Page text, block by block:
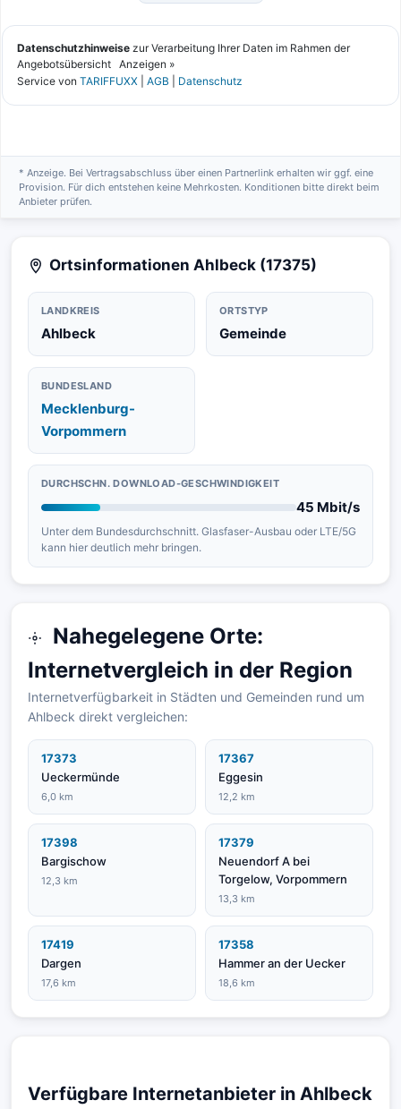
* Anzeige. Bei Vertragsabschluss über einen Partnerlink erhalten wir ggf. eine
Provision. Für dich entstehen keine Mehrkosten. Konditionen bitte direkt beim
Anbieter prüfen.
Ortsinformationen Ahlbeck (17375)
LANDKREIS
Ahlbeck
ORTSTYP
Gemeinde
BUNDESLAND
Mecklenburg-
Vorpommern
DURCHSCHN. DOWNLOAD-GESCHWINDIGKEIT
45 Mbit/s
Unter dem Bundesdurchschnitt. Glasfaser-Ausbau oder LTE/5G
kann hier deutlich mehr bringen.
Nahegelegene Orte:
Internetvergleich in der Region
Internetverfügbarkeit in Städten und Gemeinden rund um
Ahlbeck direkt vergleichen:
17373
Ueckermünde
6,0 km
17367
Eggesin
12,2 km
17398
Bargischow
12,3 km
17379
Neuendorf A bei
Torgelow, Vorpommern
13,3 km
17419
Dargen
17,6 km
17358
Hammer an der Uecker
18,6 km
Verfügbare Internetanbieter in Ahlbeck